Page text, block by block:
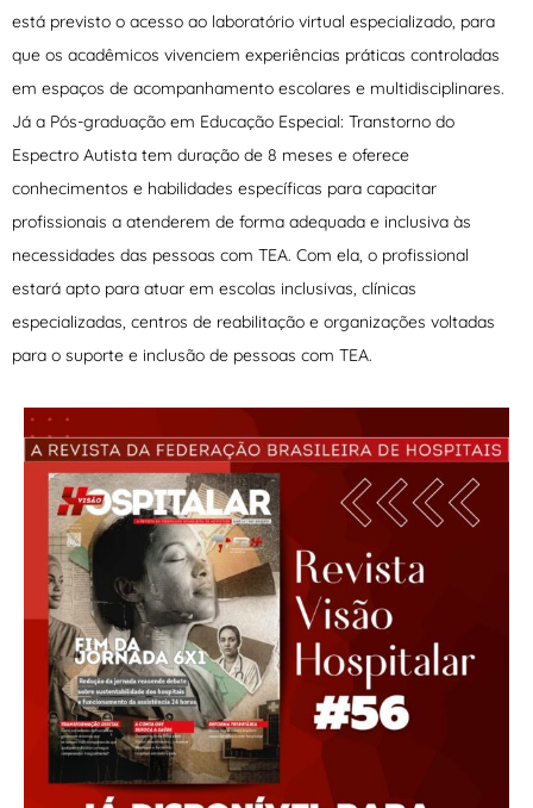
está previsto o acesso ao laboratório virtual especializado, para
que os acadêmicos vivenciem experiências práticas controladas
em espaços de acompanhamento escolares e multidisciplinares.
Já a Pós-graduação em Educação Especial: Transtorno do
Espectro Autista tem duração de 8 meses e oferece
conhecimentos e habilidades específicas para capacitar
profissionais a atenderem de forma adequada e inclusiva às
necessidades das pessoas com TEA. Com ela, o profissional
estará apto para atuar em escolas inclusivas, clínicas
especializadas, centros de reabilitação e organizações voltadas
para o suporte e inclusão de pessoas com TEA.